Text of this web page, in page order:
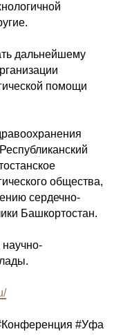
дальнейшему
помощи
общества,
сердечно-
Башкортостан.
научно-
#Уфа